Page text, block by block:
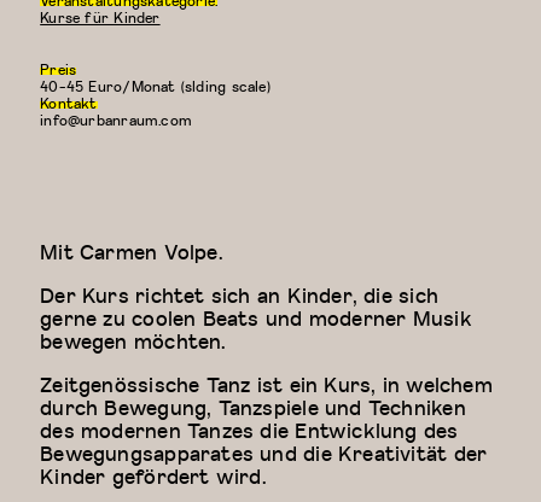
Mit Carmen Volpe.
Der Kurs richtet sich an Kinder, die sich
gerne zu coolen Beats und moderner Musik
bewegen möchten.
Zeitgenössische Tanz ist ein Kurs, in welchem
durch Bewegung, Tanzspiele und Techniken
des modernen Tanzes die Entwicklung des
Bewegungsapparates und die Kreativität der
Kinder gefördert wird.
Kurse für Kinder
Preis
40-45 Euro/Monat (slding scale)
Kontakt
info@urbanraum.com